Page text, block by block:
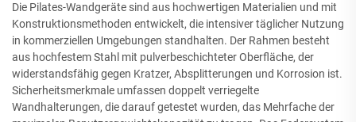
Die Pilates-Wandgeräte sind aus hochwertigen Materialien und mit
Konstruktionsmethoden entwickelt, die intensiver täglicher Nutzung
in kommerziellen Umgebungen standhalten. Der Rahmen besteht
aus hochfestem Stahl mit pulverbeschichteter Oberfläche, der
widerstandsfähig gegen Kratzer, Absplitterungen und Korrosion ist.
Sicherheitsmerkmale umfassen doppelt verriegelte
Wandhalterungen, die darauf getestet wurden, das Mehrfache der